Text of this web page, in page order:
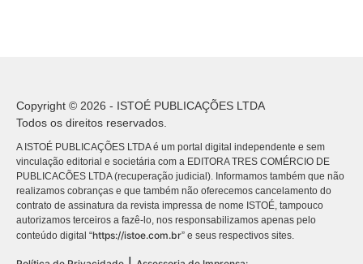
Copyright © 2026 - ISTOÉ PUBLICAÇÕES LTDA
Todos os direitos reservados.
A ISTOÉ PUBLICAÇÕES LTDA é um portal digital independente e sem
vinculação editorial e societária com a EDITORA TRES COMÉRCIO DE
PUBLICACÕES LTDA (recuperação judicial). Informamos também que não
realizamos cobranças e que também não oferecemos cancelamento do
contrato de assinatura da revista impressa de nome ISTOÉ, tampouco
autorizamos terceiros a fazê-lo, nos responsabilizamos apenas pelo
conteúdo digital “https://istoe.com.br” e seus respectivos sites.